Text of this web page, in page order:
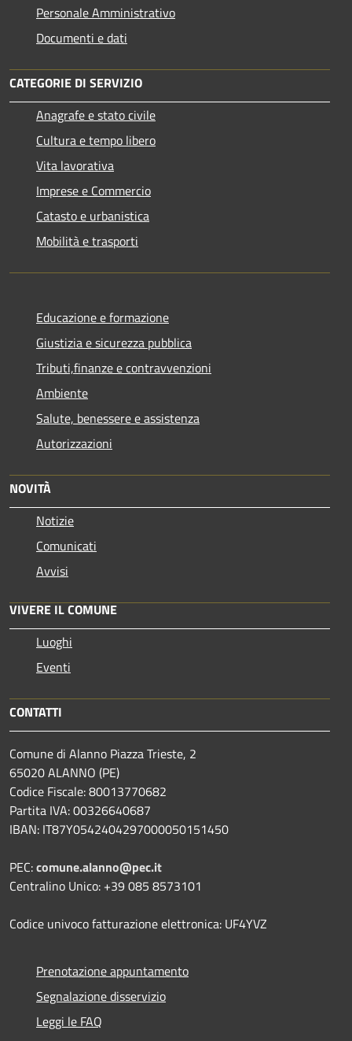
Personale Amministrativo
Documenti e dati
CATEGORIE DI SERVIZIO
Anagrafe e stato civile
Cultura e tempo libero
Vita lavorativa
Imprese e Commercio
Catasto e urbanistica
Mobilità e trasporti
Educazione e formazione
Giustizia e sicurezza pubblica
Tributi,finanze e contravvenzioni
Ambiente
Salute, benessere e assistenza
Autorizzazioni
NOVITÀ
Notizie
Comunicati
Avvisi
VIVERE IL COMUNE
Luoghi
Eventi
CONTATTI
Comune di Alanno Piazza Trieste, 2
65020 ALANNO (PE)
Codice Fiscale: 80013770682
Partita IVA: 00326640687
IBAN: IT87Y0542404297000050151450
PEC:comune.alanno@pec.it
Centralino Unico: +39 085 8573101
Codice univoco fatturazione elettronica: UF4YVZ
Prenotazione appuntamento
Segnalazione disservizio
Leggi le FAQ